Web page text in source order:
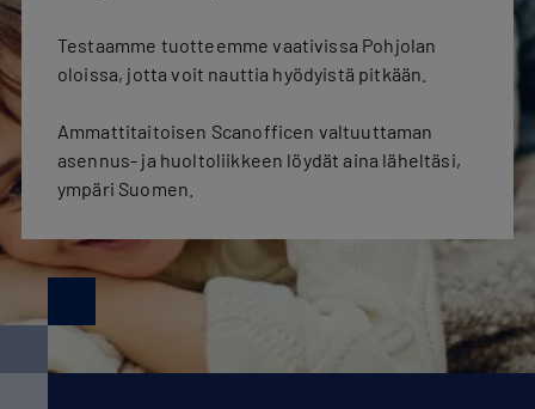
Testaamme tuotteemme vaativissa Pohjolan
oloissa, jotta voit nauttia hyödyistä pitkään.
Ammattitaitoisen Scanofficen valtuuttaman
asennus- ja huoltoliikkeen löydät aina läheltäsi,
ympäri Suomen.